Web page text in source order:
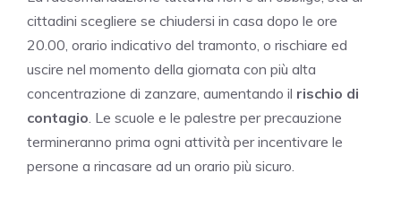
cittadini scegliere se chiudersi in casa dopo le ore
20.00, orario indicativo del tramonto, o rischiare ed
uscire nel momento della giornata con più alta
concentrazione di zanzare, aumentando il rischio di
contagio . Le scuole e le palestre per precauzione
termineranno prima ogni attività per incentivare le
persone a rincasare ad un orario più sicuro.